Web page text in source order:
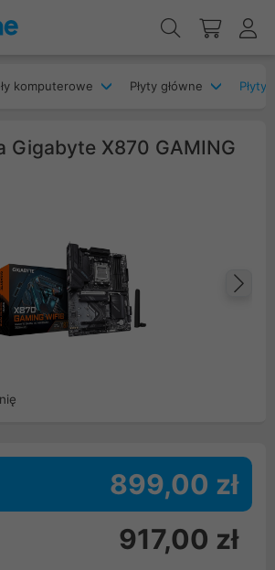
komputerowe Płyty główne Płyty
Gigabyte X870 GAMING
899,00 zł
917,00 zł